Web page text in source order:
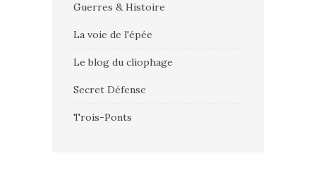
Guerres & Histoire
La voie de l'épée
Le blog du cliophage
Secret Défense
Trois-Ponts